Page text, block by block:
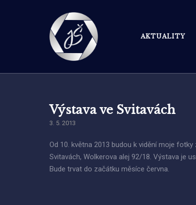
AKTUALITY
Výstava ve Svitavách
3. 5. 2013
Od 10. května 2013 budou k vidění moje
Svitavách, Wolkerova alej 92/18. Výstava je
Bude trvat do začátku měsíce června.